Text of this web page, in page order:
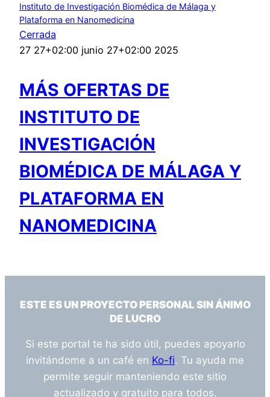
Instituto de Investigación Biomédica de Málaga y
Plataforma en Nanomedicina
Cerrada
27 27+02:00 junio 27+02:00 2025
MÁS OFERTAS DE
INSTITUTO DE
INVESTIGACIÓN
BIOMÉDICA DE MÁLAGA Y
PLATAFORMA EN
NANOMEDICINA
ESTE ES UN PROYECTO PERSONAL SIN ÁNIMO
DE LUCRO
Si este portal te ha sido útil, puedes apoyarlo
invitándome a un café en Ko-fi. Tu ayuda me
permite seguir manteniendo este sitio
actualizado y gratuito para todos.